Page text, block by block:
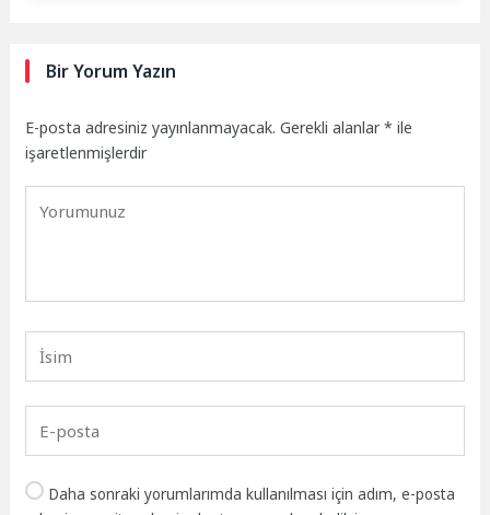
Bir Yorum Yazın
E-posta adresiniz yayınlanmayacak. Gerekli alanlar* ile
işaretlenmişlerdir
Daha sonraki yorumlarımda kullanılması için adım, e-posta